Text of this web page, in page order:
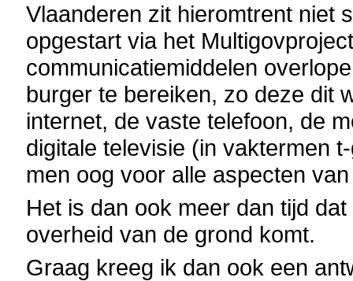
Vlaanderen zit hieromtrent niet
opgestart via het
communicatiemiddelen
burger te bereiken, zo deze dit
internet, de vaste telefoon, de
digitale televisie (in vaktermen
men oog voor alle aspecten
Het is dan ook meer dan tijd
overheid van de grond komt.
Graag kreeg ik dan ook een